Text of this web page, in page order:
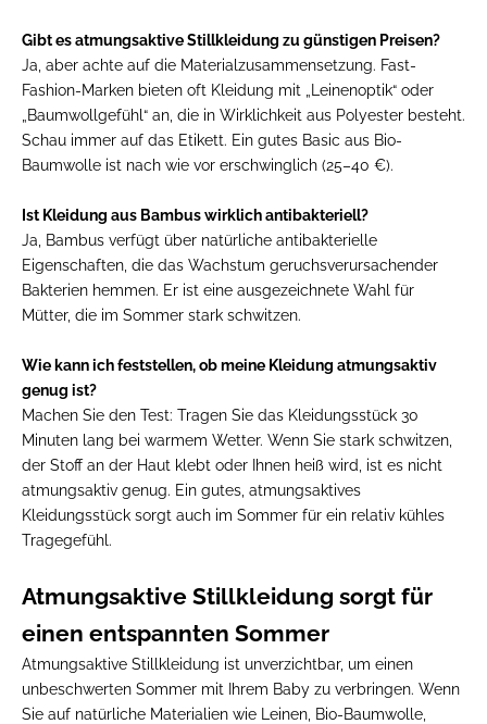
Gibt es atmungsaktive Stillkleidung zu günstigen Preisen?
Ja, aber achte auf die Materialzusammensetzung. Fast-
Fashion-Marken bieten oft Kleidung mit „Leinenoptik“ oder
„Baumwollgefühl“ an, die in Wirklichkeit aus Polyester besteht.
Schau immer auf das Etikett. Ein gutes Basic aus Bio-
Baumwolle ist nach wie vor erschwinglich (25–40 €).
Ist Kleidung aus Bambus wirklich antibakteriell?
Ja, Bambus verfügt über natürliche antibakterielle
Eigenschaften, die das Wachstum geruchsverursachender
Bakterien hemmen. Er ist eine ausgezeichnete Wahl für
Mütter, die im Sommer stark schwitzen.
Wie kann ich feststellen, ob meine Kleidung atmungsaktiv
genug ist?
Machen Sie den Test: Tragen Sie das Kleidungsstück 30
Minuten lang bei warmem Wetter. Wenn Sie stark schwitzen,
der Stoff an der Haut klebt oder Ihnen heiß wird, ist es nicht
atmungsaktiv genug. Ein gutes, atmungsaktives
Kleidungsstück sorgt auch im Sommer für ein relativ kühles
Tragegefühl.
Atmungsaktive Stillkleidung sorgt für
einen entspannten Sommer
Atmungsaktive Stillkleidung ist unverzichtbar, um einen
unbeschwerten Sommer mit Ihrem Baby zu verbringen. Wenn
Sie auf natürliche Materialien wie Leinen, Bio-Baumwolle,